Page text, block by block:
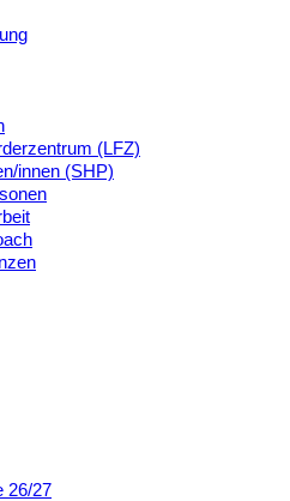
(LFZ)
innen (SHP)
26/27